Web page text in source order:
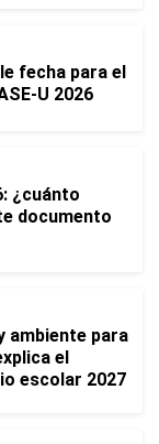
fecha para el
U 2026
¿cuánto
documento
ambiente para
el
escolar 2027